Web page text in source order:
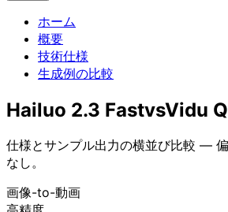
ホーム
概要
技術仕様
生成例の比較
Hailuo 2.3 FastvsVidu
仕様とサンプル出力の横並び比較 —
なし。
画像-to-動画